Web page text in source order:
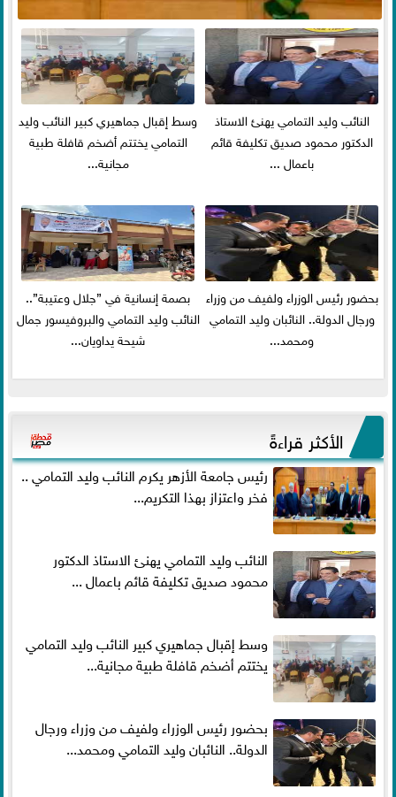
النائب وليد التمامي يهنئ الاستاذ
الدكتور محمود صديق تكليفة قائم
باعمال ...
وسط إقبال جماهيري كبير النائب وليد
التمامي يختتم أضخم قافلة طبية
مجانية...
بحضور رئيس الوزراء ولفيف من وزراء
ورجال الدولة.. النائبان وليد التمامي
ومحمد...
بصمة إنسانية في ”جلال وعتيبة”..
النائب وليد التمامي والبروفيسور جمال
شيحة يداويان...
الأكثر قراءةً
رئيس جامعة الأزهر يكرم النائب وليد التمامي ..
فخر واعتزاز بهذا التكريم...
النائب وليد التمامي يهنئ الاستاذ الدكتور
محمود صديق تكليفة قائم باعمال ...
وسط إقبال جماهيري كبير النائب وليد التمامي
يختتم أضخم قافلة طبية مجانية...
بحضور رئيس الوزراء ولفيف من وزراء ورجال
الدولة.. النائبان وليد التمامي ومحمد...